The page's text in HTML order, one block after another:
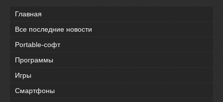
Главная
Все последние новости
Portable-софт
Программы
Игры
Смартфоны